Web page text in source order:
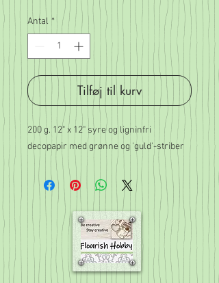
Antal *
Tilføj til kurv
200 g. 12" x 12" syre og ligninfri
decopapir med grønne og 'guld'-striber